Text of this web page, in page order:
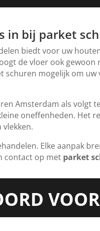
in bij parket
biedt voor uw
de vloer ook
mogelijk om
Amsterdam als volgt
oneffenheden. Het
Elke aanpak
contact op met parket